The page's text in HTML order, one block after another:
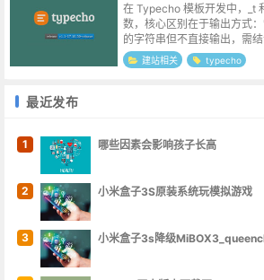
在 Typecho 模板开发中，_t
数，核心区别在于输出方式
的字符串但不直接输出，需
p echo _t('欢迎语');...
建站相关 typecho
最近发布
1
哪些因素会影响孩子长高
2
小米盒子3S原装系统玩模拟游戏
3
小米盒子3s降级